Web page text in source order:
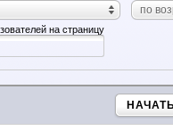
по
на страницу